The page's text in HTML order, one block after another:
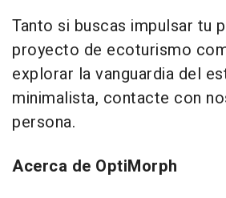
Tanto si buscas impulsar tu
proyecto de ecoturismo
explorar la vanguardia del
minimalista, contacte con
persona.
Acerca de OptiMorph